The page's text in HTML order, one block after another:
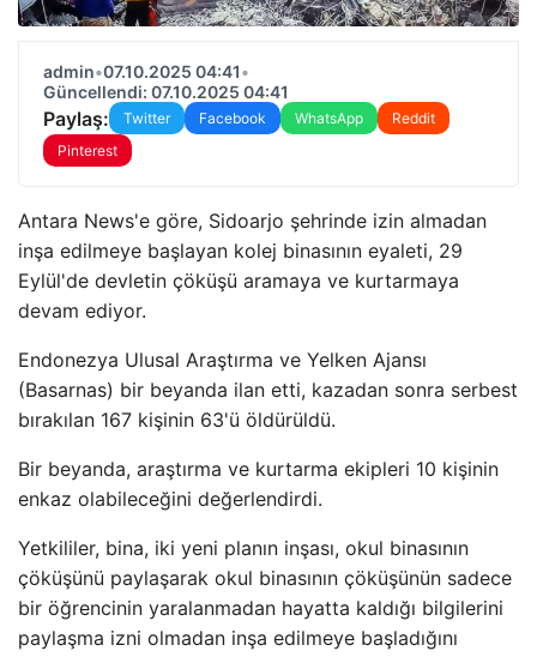
admin•07.10.2025 04:41•
Güncellendi: 07.10.2025 04:41
Paylaş: Twitter Facebook WhatsApp
Reddit
Pinterest
Antara News'e göre, Sidoarjo şehrinde izin almadan
inşa edilmeye başlayan kolej binasının eyaleti, 29
Eylül'de devletin çöküşü aramaya ve kurtarmaya
devam ediyor.
Endonezya Ulusal Araştırma ve Yelken Ajansı
(Basarnas) bir beyanda ilan etti, kazadan sonra serbest
bırakılan 167 kişinin 63'ü öldürüldü.
Bir beyanda, araştırma ve kurtarma ekipleri 10 kişinin
enkaz olabileceğini değerlendirdi.
Yetkililer, bina, iki yeni planın inşası, okul binasının
çöküşünü paylaşarak okul binasının çöküşünün sadece
bir öğrencinin yaralanmadan hayatta kaldığı bilgilerini
paylaşma izni olmadan inşa edilmeye başladığını